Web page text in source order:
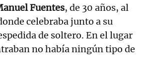
Fuentes, de 30 años, al
celebraba junto a su
de soltero. En el lugar
no había ningún tipo de